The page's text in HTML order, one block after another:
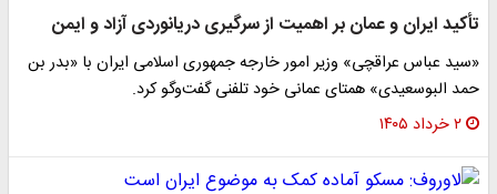
تأکید ایران و عمان بر اهمیت از سرگیری دریانوردی آزاد و ایمن
«سید عباس عراقچی» وزیر امور خارجه جمهوری اسلامی ایران با «بدر بن
حمد البوسعیدی» همتای عمانی خود تلفنی گفت‌وگو کرد.
۲ خرداد ۱۴۰۵